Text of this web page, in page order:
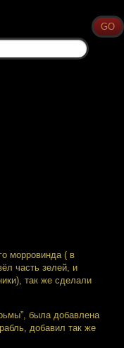
морровинда ( в
часть зелей, и
так же сделали
была добавлена
добавил так же